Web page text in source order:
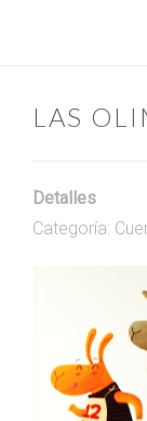
LAS
Detalles
Categoría: